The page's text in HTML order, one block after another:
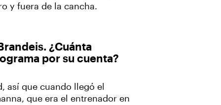
y fuera de la cancha.
¿Cuánta
por su cuenta?
así que cuando llegó el
que era el entrenador en